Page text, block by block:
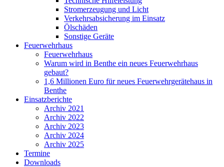
Stromerzeugung und Licht
Verkehrsabsicherung im Einsatz
Ölschäden
Sonstige Geräte
Feuerwehrhaus
Feuerwehrhaus
Warum wird in Benthe ein neues Feuerwehrhaus
gebaut?
1,6 Millionen Euro für neues Feuerwehrgerätehaus in
Benthe
Einsatzberichte
Archiv 2021
Archiv 2022
Archiv 2023
Archiv 2024
Archiv 2025
Termine
Downloads